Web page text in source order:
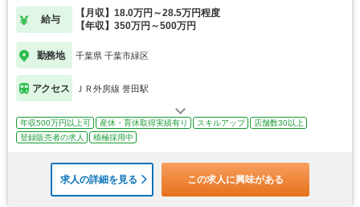
給与
【月収】18.0万円～28.5万円程度
【年収】350万円～500万円
勤務地 千葉県 千葉市緑区
アクセス ＪＲ外房線 誉田駅
年収500万円以上可 産休・育休取得実績有り スキルアップ
店舗数30以上
登録販売者の求人
積極採用中
求人の詳細を見る この求人に興味がある